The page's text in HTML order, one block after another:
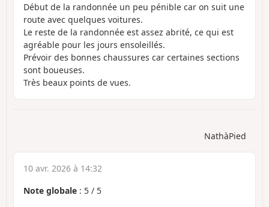
Début de la randonnée un peu pénible car on suit une
route avec quelques voitures.
Le reste de la randonnée est assez abrité, ce qui est
agréable pour les jours ensoleillés.
Prévoir des bonnes chaussures car certaines sections
sont boueuses.
Très beaux points de vues.
NathàPied
10 avr. 2026 à 14:32
Note globale : 5 / 5